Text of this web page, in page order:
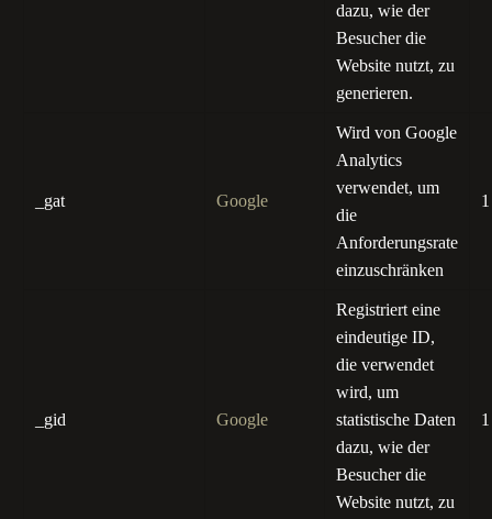
dazu, wie der
Besucher die
Website nutzt, zu
generieren.
_gat Google
Wird von Google
Analytics
verwendet, um
die
Anforderungsrate
einzuschränken
_gid Google
Registriert eine
eindeutige ID,
die verwendet
wird, um
statistische Daten
dazu, wie der
Besucher die
Website nutzt, zu